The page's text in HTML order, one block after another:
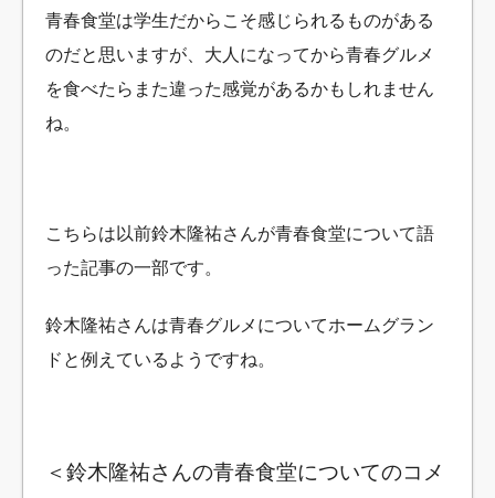
青春食堂は学生だからこそ感じられるものがある
のだと思いますが、大人になってから青春グルメ
を食べたらまた違った感覚があるかもしれません
ね。
こちらは以前鈴木隆祐さんが青春食堂について語
った記事の一部です。
鈴木隆祐さんは青春グルメについてホームグラン
ドと例えているようですね。
＜鈴木隆祐さんの青春食堂についてのコメ